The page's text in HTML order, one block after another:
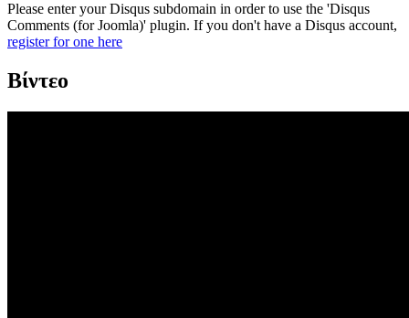
Please enter your Disqus subdomain in order to use the 'Disqus
Comments (for Joomla)' plugin. If you don't have a Disqus account,
register for one here
Βίντεο